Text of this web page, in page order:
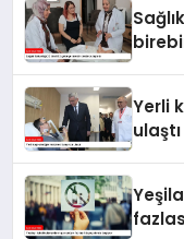
Yerli
ulaştı